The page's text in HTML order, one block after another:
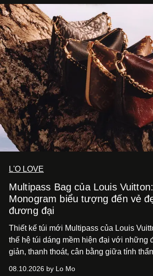
L'O LOVE
Multipass Bag của Louis
Monogram biểu tượng đến vẻ
đương đại
Thiết kế túi mới Multipass của Louis
thế hệ túi dáng mềm hiện đại với những
giản, thanh thoát, cân bằng giữa tính
08.10.2026 by Lo Mo